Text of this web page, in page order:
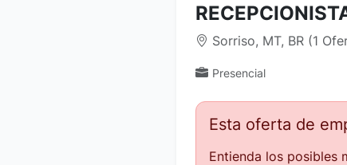
Sorriso, MT, BR (1
Presencial
Esta oferta de
Entienda los posibles